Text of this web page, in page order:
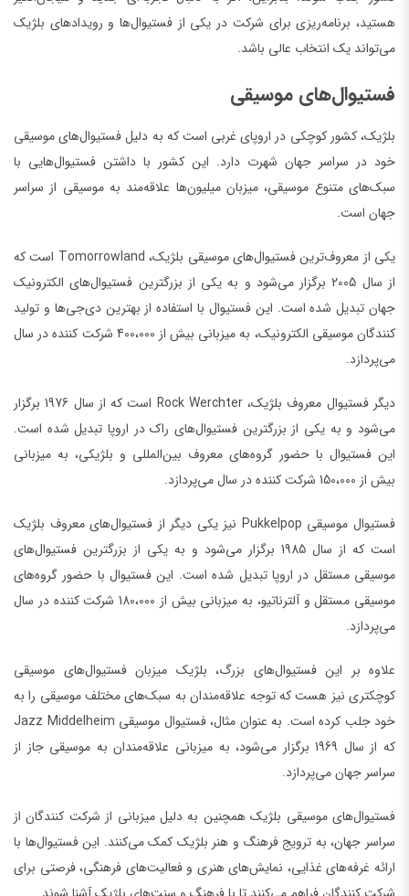
هستید، برنامه‌ریزی برای شرکت در یکی از فستیوال‌ها و رویدادهای بلژیک
می‌تواند یک انتخاب عالی باشد.
فستیوال‌های موسیقی
بلژیک، کشور کوچکی در اروپای غربی است که به دلیل فستیوال‌های موسیقی
خود در سراسر جهان شهرت دارد. این کشور با داشتن فستیوال‌هایی با
سبک‌های متنوع موسیقی، میزبان میلیون‌ها علاقه‌مند به موسیقی از سراسر
جهان است.
یکی از معروف‌ترین فستیوال‌های موسیقی بلژیک، Tomorrowland است که
از سال 2005 برگزار می‌شود و به یکی از بزرگترین فستیوال‌های الکترونیک
جهان تبدیل شده است. این فستیوال با استفاده از بهترین دی‌جی‌ها و تولید
کنندگان موسیقی الکترونیک، به میزبانی بیش از 400،000 شرکت کننده در سال
می‌پردازد.
دیگر فستیوال معروف بلژیک، Rock Werchter است که از سال 1976 برگزار
می‌شود و به یکی از بزرگترین فستیوال‌های راک در اروپا تبدیل شده است.
این فستیوال با حضور گروه‌های معروف بین‌المللی و بلژیکی، به میزبانی
بیش از 150،000 شرکت کننده در سال می‌پردازد.
فستیوال موسیقی Pukkelpop نیز یکی دیگر از فستیوال‌های معروف بلژیک
است که از سال 1985 برگزار می‌شود و به یکی از بزرگترین فستیوال‌های
موسیقی مستقل در اروپا تبدیل شده است. این فستیوال با حضور گروه‌های
موسیقی مستقل و آلترناتیو، به میزبانی بیش از 180،000 شرکت کننده در سال
می‌پردازد.
علاوه بر این فستیوال‌های بزرگ، بلژیک میزبان فستیوال‌های موسیقی
کوچکتری نیز هست که توجه علاقه‌مندان به سبک‌های مختلف موسیقی را به
خود جلب کرده است. به عنوان مثال، فستیوال موسیقی Jazz Middelheim
که از سال 1969 برگزار می‌شود، به میزبانی علاقه‌مندان به موسیقی جاز از
سراسر جهان می‌پردازد.
فستیوال‌های موسیقی بلژیک همچنین به دلیل میزبانی از شرکت کنندگان از
سراسر جهان، به ترویج فرهنگ و هنر بلژیک کمک می‌کنند. این فستیوال‌ها با
ارائه غرفه‌های غذایی، نمایش‌های هنری و فعالیت‌های فرهنگی، فرصتی برای